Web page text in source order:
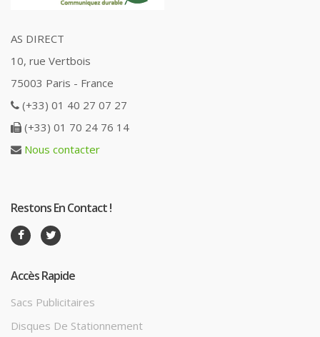
AS DIRECT
10, rue Vertbois
75003 Paris - France
(+33) 01 40 27 07 27
(+33) 01 70 24 76 14
Nous contacter
Restons En Contact !
Accès Rapide
Sacs Publicitaires
Disques De Stationnement